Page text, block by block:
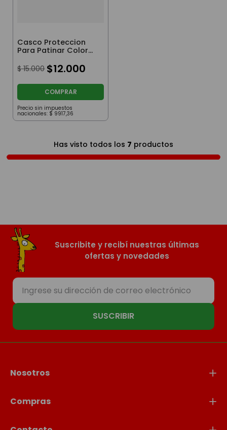
Casco Proteccion
Para Patinar Color
$ 15.000 $12.000
COMPRAR
Precio sin impuestos
nacionales: $ 9917,36
Has visto todos los 7 productos
Suscribite y recibí nuestras últimas
ofertas y novedades
SUSCRIBIR
Nosotros
Compras